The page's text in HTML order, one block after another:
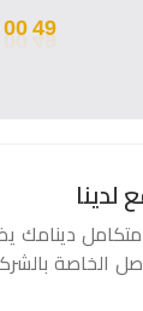
49
دينامك
الخاصة